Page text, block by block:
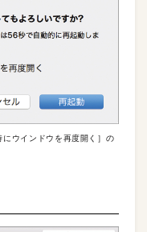
ウインドウを再度開く］の